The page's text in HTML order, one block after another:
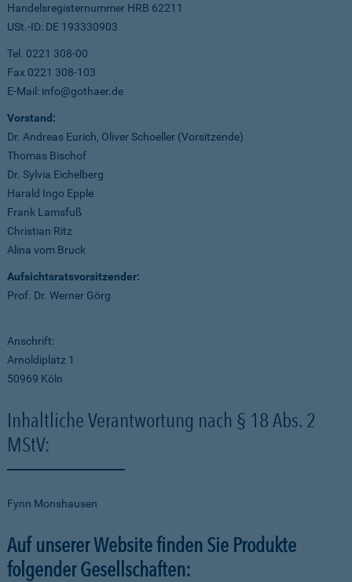
Handelsregisternummer HRB 62211
USt.-ID: DE 193330903
Tel. 0221 308-00
Fax 0221 308-103
E-Mail: info@gothaer.de
Vorstand:
Dr. Andreas Eurich, Oliver Schoeller (Vorsitzende)
Thomas Bischof
Dr. Sylvia Eichelberg
Harald Ingo Epple
Frank Lamsfuß
Christian Ritz
Alina vom Bruck
Aufsichtsratsvorsitzender:
Prof. Dr. Werner Görg
Anschrift:
Arnoldiplatz 1
50969 Köln
Inhaltliche Verantwortung nach § 18 Abs. 2
MStV:
Fynn Monshausen
Auf unserer Website finden Sie Produkte
folgender Gesellschaften: